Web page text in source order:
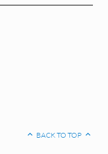
BACK TO TOP